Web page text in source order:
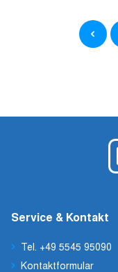
Service & Kontakt
Tel. +49 5545 95090
Kontaktformular